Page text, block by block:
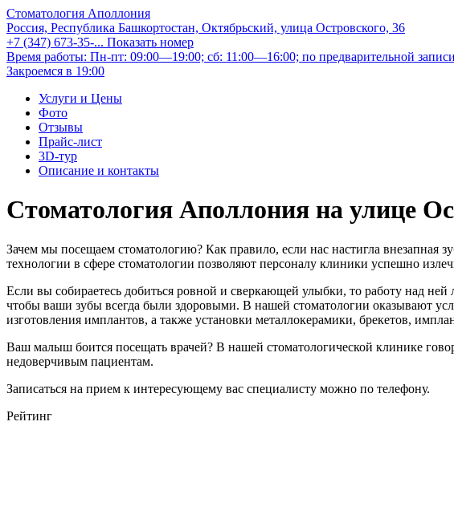
Стоматология Аполлония
Россия, Республика Башкортостан, Октябрьский, улица Островского, 36
+7 (347) 673-35-... Показать номер
Время работы: Пн-пт: 09:00—19:00; сб: 11:00—16:00; по предварительной
Закроемся в 19:00
Услуги и Цены
Фото
Отзывы
Прайс-лист
3D-тур
Описание и контакты
Стоматология Аполлония на улице
Зачем мы посещаем стоматологию? Как правило, если нас настигла
технологии в сфере стоматологии позволяют персоналу клиники успешно
Если вы собираетесь добиться ровной и сверкающей улыбки, то работу над
чтобы ваши зубы всегда были здоровыми. В нашей стоматологии оказывают
изготовления имплантов, а также установки металлокерамики, брекетов,
Ваш малыш боится посещать врачей? В нашей стоматологической клинике
недоверчивым пациентам.
Записаться на прием к интересующему вас специалисту можно по телефону.
Рейтинг